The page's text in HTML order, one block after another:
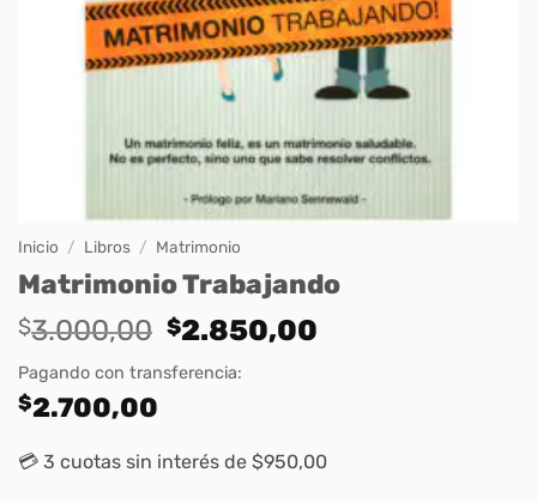
Inicio / Libros / Matrimonio
Matrimonio Trabajando
$3.000,00 Original
price
was:
$2.850,00
Pagando con transferencia:
$2.700,00
💳 3 cuotas sin interés de $950,00